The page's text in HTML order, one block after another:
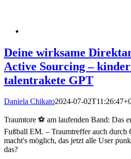
Deine wirksame
Active Sourcing –
talentrakete GPT
Daniela Chikato2024-07-
Traumtore ⚽ am laufenden Band: Das
Fußball EM. – Traumtreffer auch durch
macht's möglich, das jetzt alle User
das?